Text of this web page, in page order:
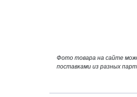
Фото товара на сайте
поставками из разных